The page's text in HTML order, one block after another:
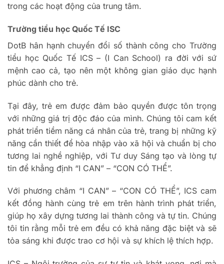
trong các hoạt động của trung tâm.
Trường tiểu học Quốc Tế ISC
DotB hân hạnh chuyển đổi số thành công cho Trường
tiểu học Quốc Tế ICS – (I Can School) ra đời với sứ
mệnh cao cả, tạo nên một không gian giáo dục hạnh
phúc dành cho trẻ.
Tại đây, trẻ em được đảm bảo quyền được tôn trọng
với những giá trị độc đáo của mình. Chúng tôi cam kết
phát triển tiềm năng cá nhân của trẻ, trang bị những kỹ
năng cần thiết để hòa nhập vào xã hội và chuẩn bị cho
tương lai nghề nghiệp, với Tư duy Sáng tạo và lòng tự
tin để khẳng định “I CAN” – “CON CÓ THỂ”.
Với phương châm “I CAN” – “CON CÓ THỂ”, ICS cam
kết đồng hành cùng trẻ em trên hành trình phát triển,
giúp họ xây dựng tương lai thành công và tự tin. Chúng
tôi tin rằng mỗi trẻ em đều có khả năng đặc biệt và sẽ
tỏa sáng khi được trao cơ hội và sự khích lệ thích hợp.